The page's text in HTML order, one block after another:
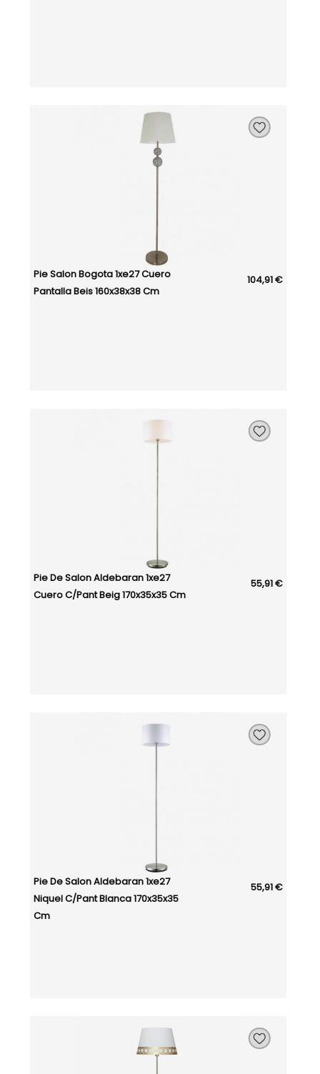
Pie Salon Bogota 1xe27 Cuero
Pantalla Beis 160x38x38 Cm
104,91 €
Pie De Salon Aldebaran 1xe27
Cuero C/pant Beig 170x35x35 Cm
55,91 €
Pie De Salon Aldebaran 1xe27
Niquel C/pant Blanca 170x35x35
Cm
55,91 €